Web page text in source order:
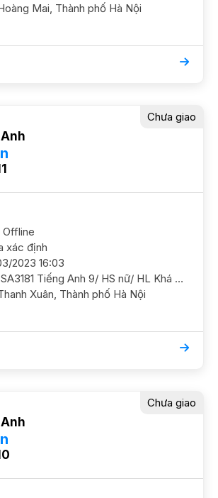
Hoàng Mai, Thành phố Hà Nội
Chưa giao
xác định
2023 16:03
Yêu cầu khác: SA3181 Tiếng Anh 9/ HS nữ/ HL Khá Định hướng thi chuyên Ams hoặc KHTN, cần ôn TA ĐK, HS đang được khoảng 9 điểm, mục tiêu 9,5 điểm GS nữ. Online off đều được ĐC Royalcity
Thanh Xuân, Thành phố Hà Nội
Chưa giao